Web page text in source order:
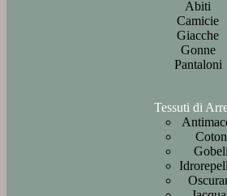
Abiti
Camicie
Giacche
Gonne
Pantaloni
Tessuti di